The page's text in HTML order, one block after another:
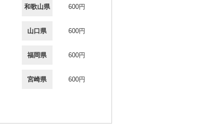
和歌山県 600円
山口県 600円
福岡県 600円
宮崎県 600円